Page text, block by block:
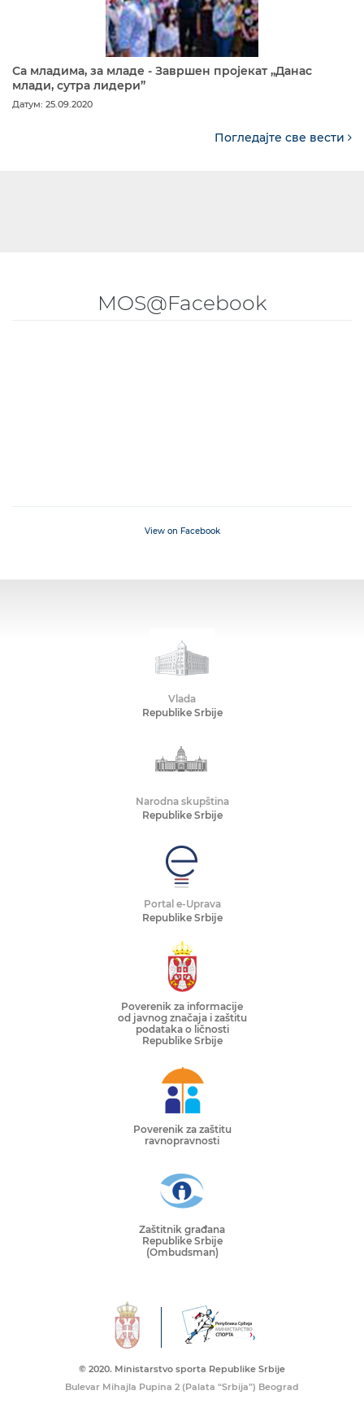
Са младима, за младе - Завршен пројекат „Данас
млади, сутра лидери”
Датум: 25.09.2020
Погледајте све вести
MOS@Facebook
View on Facebook
Vlada
Republike Srbije
Narodna skupština
Republike Srbije
Portal e-Uprava
Republike Srbije
Poverenik za informacije
od javnog značaja i zaštitu
podataka o ličnosti
Republike Srbije
Poverenik za zaštitu
ravnopravnosti
Zaštitnik građana
Republike Srbije
(Ombudsman)
© 2020. Ministarstvo sporta Republike Srbije
Bulevar Mihajla Pupina 2 (Palata “Srbija”) Beograd